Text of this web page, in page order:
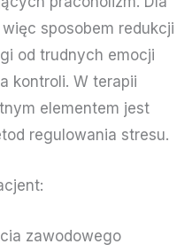
sposobem redukcji
od trudnych emocji
kontroli. W terapii
elementem jest
regulowania stresu.
zawodowego